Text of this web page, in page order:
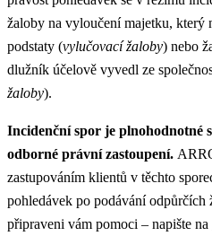
žaloby na vyloučení majetku, který
podstaty (vylučovací žaloby) nebo
dlužník účelově vyvedl ze
žaloby).
Incidenční spor je plnohodnotné
odborné právní zastoupení.
zastupováním klientů v těchto
pohledávek po podávání odpůrčích
připraveni vám pomoci – napište na